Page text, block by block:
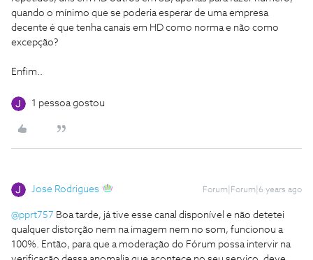
quando o mínimo que se poderia esperar de uma empresa
decente é que tenha canais em HD como norma e não como
excepção?
Enfim..
1 pessoa gostou
Jose Rodrigues Forum|Forum|6 years ago
@pprt757 Boa tarde, já tive esse canal disponível e não detetei
qualquer distorção nem na imagem nem no som, funcionou a
100%. Então, para que a moderação do Fórum possa intervir na